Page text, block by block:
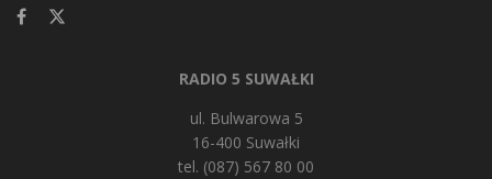
RADIO 5 SUWAŁKI
ul. Bulwarowa 5
16-400 Suwałki
tel. (087) 567 80 00